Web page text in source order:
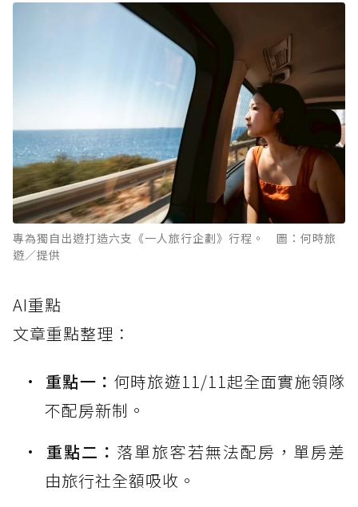
專為獨自出遊打造六支《一人旅行企劃》行程。 圖：何時旅
遊／提供
AI重點
文章重點整理：
重點一： 何時旅遊11/11起全面實施領隊
不配房新制。
重點二： 落單旅客若無法配房，單房差
由旅行社全額吸收。